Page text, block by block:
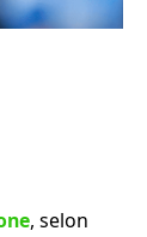
, selon